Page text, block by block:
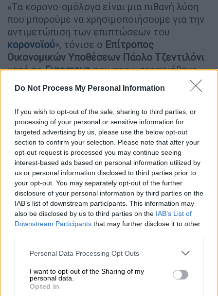
Do Not Process My Personal Information
If you wish to opt-out of the sale, sharing to third parties, or
processing of your personal or sensitive information for
targeted advertising by us, please use the below opt-out
section to confirm your selection. Please note that after your
opt-out request is processed you may continue seeing
interest-based ads based on personal information utilized by
us or personal information disclosed to third parties prior to
your opt-out. You may separately opt-out of the further
disclosure of your personal information by third parties on the
IAB’s list of downstream participants. This information may
also be disclosed by us to third parties on the IAB’s List of
Downstream Participants that may further disclose it to other
Please note that this website/app uses one or more Google
not limited to your visit or usage behaviour. You may click to
grant or deny consent to Google and its third-party tags to
use your data for below specified purposes in below Google
Personal Data Processing Opt Outs
I want to opt-out of the Sharing of my
personal data.
Opted In
«Τα κορονο-ομόλογα είναι μια πιθανή λύση
που μπορούμε να χρησιμοποιήσουμε για την
αντιμετώπιση των επιπτώσεων του
κορονοϊού», τόνισε ο Επίτροπος
Οικονομικών Υποθέσεων Πάολο Τζεντιλόνι
μετά τοEurogroupπου πραγματοποιήθηκε
σήμερα μέσω τηλεδιάσκεψης.
του EurogroupΜάριο Σεντένο: «θα
εξετάσουμε όλες τις πιθανότητες για να
αντιμετωπίσουμε τις νέες προκλήσεις που
έχουμε μπροστά μας. Χρειάζεται να
συνεχίσουμε να εργαζόμαστε και καμία λύση
δεν αποκλείεται».
«Εξετάσαμε το ενδεχόμενο να καταστεί
δυνατή μια προληπτική γραμμή πίστωσης
από τον ESM για όλα τα κράτη-μέλη. Κάθε
χώρα θα μπορεί να αντλεί έως και 2% του
ΑΕΠ της από τον Μηχανισμό», τόνισε ο
στη Σύνοδο Κορυφής την Πέμπτη. `